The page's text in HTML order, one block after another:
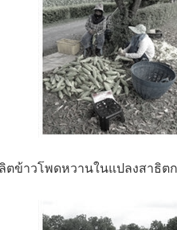
ตข้าวโพดหวานในแปลงสาธิ